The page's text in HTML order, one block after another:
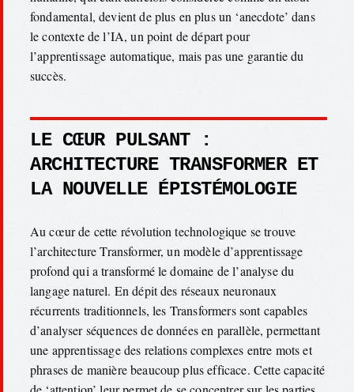
fondamental, devient de plus en plus un ‘anecdote’ dans
le contexte de l’IA, un point de départ pour
l’apprentissage automatique, mais pas une garantie du
succès.
LE CŒUR PULSANT :
ARCHITECTURE TRANSFORMER ET
LA NOUVELLE ÉPISTÉMOLOGIE
Au cœur de cette révolution technologique se trouve
l’architecture Transformer, un modèle d’apprentissage
profond qui a transformé le domaine de l’analyse du
langage naturel. En dépit des réseaux neuronaux
récurrents traditionnels, les Transformers sont capables
d’analyser séquences de données en parallèle, permettant
une apprentissage des relations complexes entre mots et
phrases de manière beaucoup plus efficace. Cette capacité